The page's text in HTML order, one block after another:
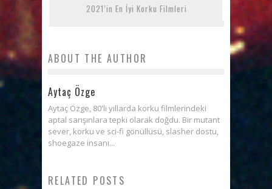
2021’in En İyi Korku Filmleri
ABOUT THE AUTHOR
Aytaç Özge
Aytaç Özge, 80'li yıllarda korku filmlerindeki
aptal sarışınlara tepki olarak doğdu. Bir mutant
sever, korku ve sci-fi gönüllüsü, slasher dostu,
shoegaze insanı...
RELATED POSTS